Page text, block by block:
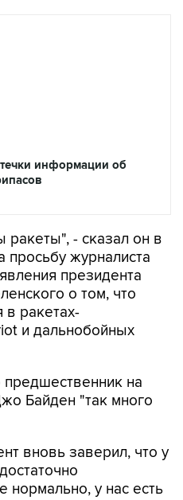
информации об
- сказал он в
просьбу журналиста
президента
о том, что
в ракетах-
и дальнобойных
предшественник на
Байден "так много
вновь заверил, что у
нормально, у нас есть